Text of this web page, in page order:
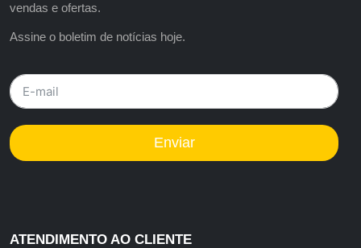
vendas e ofertas.
Assine o boletim de notícias hoje.
Enviar
ATENDIMENTO AO CLIENTE